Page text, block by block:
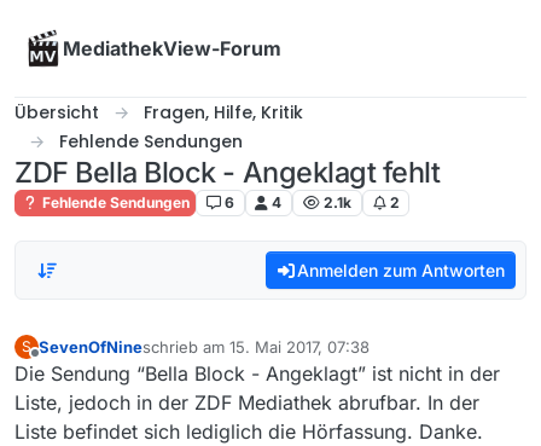
MediathekView-Forum
Übersicht
Fragen, Hilfe, Kritik
Fehlende Sendungen
ZDF Bella Block - Angeklagt fehlt
Fehlende Sendungen 6 4 2.1k 2
Anmelden zum Antworten
S
Offline
SevenOfNineschrieb am 15. Mai 2017, 07:38
zuletzt editiert von
Die Sendung “Bella Block - Angeklagt” ist nicht in der
Liste, jedoch in der ZDF Mediathek abrufbar. In der
Liste befindet sich lediglich die Hörfassung. Danke.